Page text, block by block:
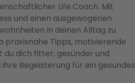
Life Coach. Mit
und einen ausgewogenen
in deinen Alltag zu
praxisnahe Tipps, motivierende
dich fitter, gesünder und
Begeisterung für ein gesundes